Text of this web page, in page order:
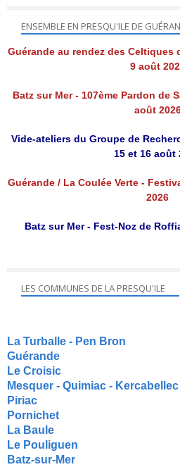
ENSEMBLE EN PRESQU'ILE DE
Guérande au rendez des Celtiques
9 août
Batz sur Mer - 107ème Pardon de
août
Vide-ateliers du Groupe de
15 et 16 août
Guérande / La Coulée Verte -
2026
Batz sur Mer - Fest-Noz de
LES COMMUNES DE LA PRESQU'ILE
La Turballe - Pen Bron
Guérande
Le Croisic
Mesquer - Quimiac - Kercabellec
Piriac
Pornichet
La Baule
Le Pouliguen
Batz-sur-Mer